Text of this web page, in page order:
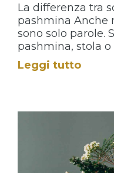
La differenza tra
pashmina Anche
sono solo parole.
pashmina, stola o
Leggi tutto